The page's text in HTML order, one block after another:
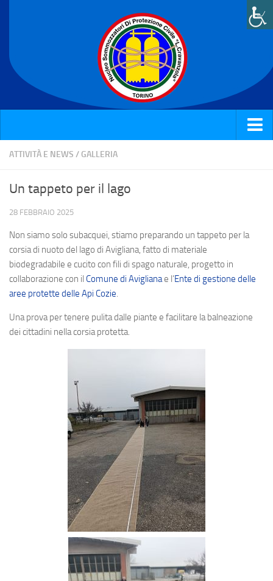
Home
Attività e News
Galleria
Rassegna stampa
ATTIVITÀ E NEWS / GALLERIA
Un tappeto per il lago
28 FEBBRAIO 2025
Non siamo solo subacquei, stiamo preparando un tappeto per la
corsia di nuoto del lago di Avigliana, fatto di materiale
biodegradabile e cucito con fili di spago naturale, progetto in
collaborazione con il Comune di Aviglianae l’Ente di gestione delle
aree protette delle Api Cozie.
Una prova per tenere pulita dalle piante e facilitare la balneazione
dei cittadini nella corsia protetta.